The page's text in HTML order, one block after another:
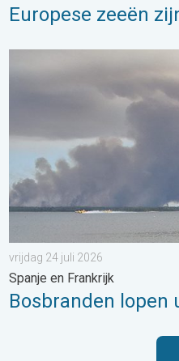
Europese zeeën
Bosbranden lopen uit de
vrijdag 24 juli 2026
Spanje en Frankrijk
Bosbranden lopen